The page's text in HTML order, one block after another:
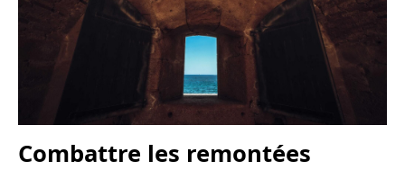
Combattre les remontées